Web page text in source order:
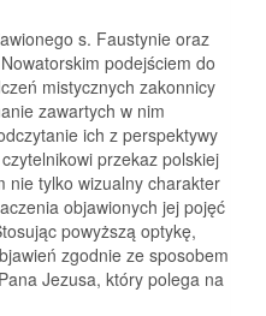
s. Faustynie oraz
podejściem do
mistycznych zakonnicy
zawartych w nim
ich z perspektywy
przekaz polskiej
nie tylko wizualny charakter
objawionych jej pojęć
powyższą optykę,
zgodnie ze sposobem
Jezusa, który polega na